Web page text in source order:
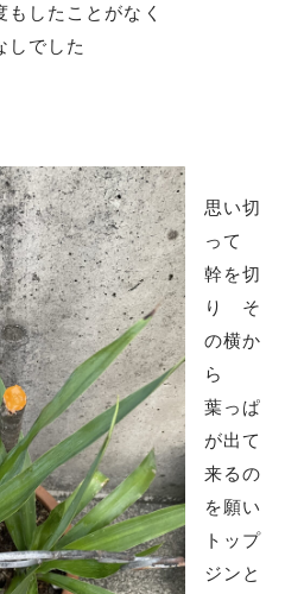
したことがなく
でした
思い切
って
幹を切
り そ
の横か
ら
葉っぱ
が出て
来るの
を願い
トップ
ジンと